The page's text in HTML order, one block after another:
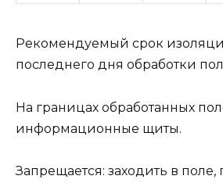
Рекомендуемый срок
последнего дня обработки
На границах обработанных
информационные щиты.
Запрещается: заходить в поле,